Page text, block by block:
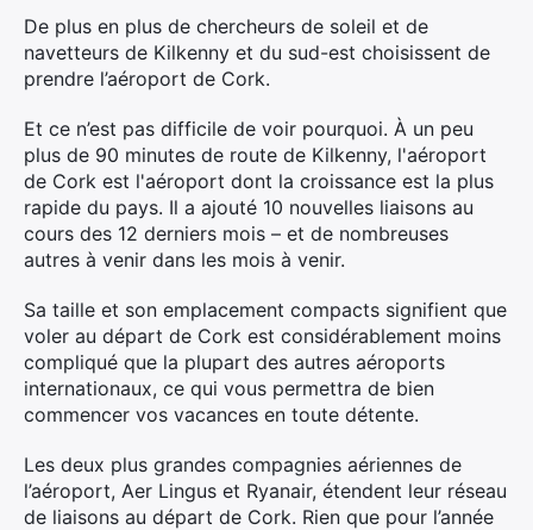
De plus en plus de chercheurs de soleil et de
navetteurs de Kilkenny et du sud-est choisissent de
prendre l’aéroport de Cork.
Et ce n’est pas difficile de voir pourquoi. À un peu
plus de 90 minutes de route de Kilkenny, l'aéroport
de Cork est l'aéroport dont la croissance est la plus
rapide du pays. Il a ajouté 10 nouvelles liaisons au
cours des 12 derniers mois – et de nombreuses
autres à venir dans les mois à venir.
Sa taille et son emplacement compacts signifient que
voler au départ de Cork est considérablement moins
compliqué que la plupart des autres aéroports
internationaux, ce qui vous permettra de bien
commencer vos vacances en toute détente.
Les deux plus grandes compagnies aériennes de
l’aéroport, Aer Lingus et Ryanair, étendent leur réseau
de liaisons au départ de Cork. Rien que pour l’année